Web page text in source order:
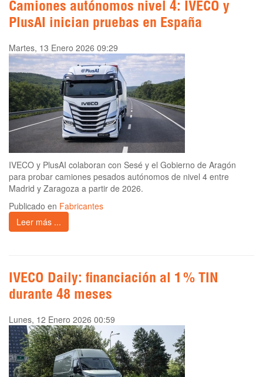
Camiones autónomos nivel 4: IVECO y
PlusAI inician pruebas en España
Martes, 13 Enero 2026 09:29
IVECO y PlusAI colaboran con Sesé y el Gobierno de Aragón
para probar camiones pesados autónomos de nivel 4 entre
Madrid y Zaragoza a partir de 2026.
Publicado en Fabricantes
Leer más ...
IVECO Daily: financiación al 1 % TIN
durante 48 meses
Lunes, 12 Enero 2026 00:59